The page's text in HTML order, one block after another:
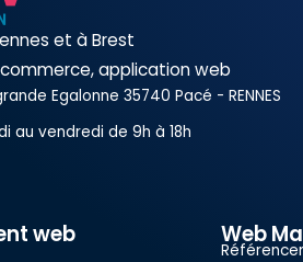
et à Brest
application web
Egalonne 35740 Pacé - RENNES
au vendredi de 9h à 18h
web Web